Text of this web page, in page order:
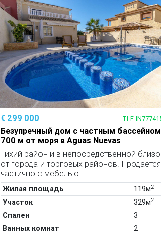
€ 299 000 TLF-
Безупречный дом с частным
700 м от моря в Aguas Nuevas
Тихий район и в непосредственной
от города и торговых районов. Продается
частично с мебелью
Жилая площадь 119м2
Участок 329м2
Спален
3
Ванных комнат
2